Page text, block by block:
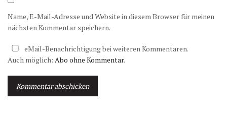
Name, E-Mail-Adresse und Website in diesem Browser für meinen
nächsten Kommentar speichern.
eMail-Benachrichtigung bei weiteren Kommentaren.
Auch möglich: Abo ohne Kommentar.